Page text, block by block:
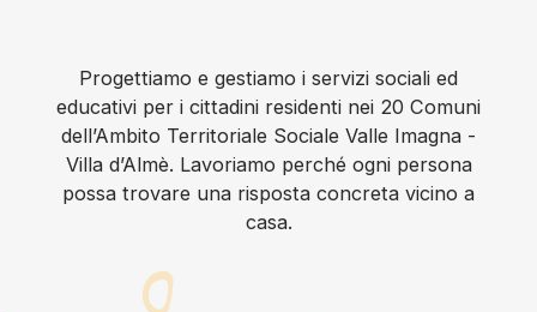
Progettiamo e gestiamo i servizi sociali ed
educativi per i cittadini residenti nei 20 Comuni
dell’Ambito Territoriale Sociale Valle Imagna -
Villa d’Almè. Lavoriamo perché ogni persona
possa trovare una risposta concreta vicino a
casa.